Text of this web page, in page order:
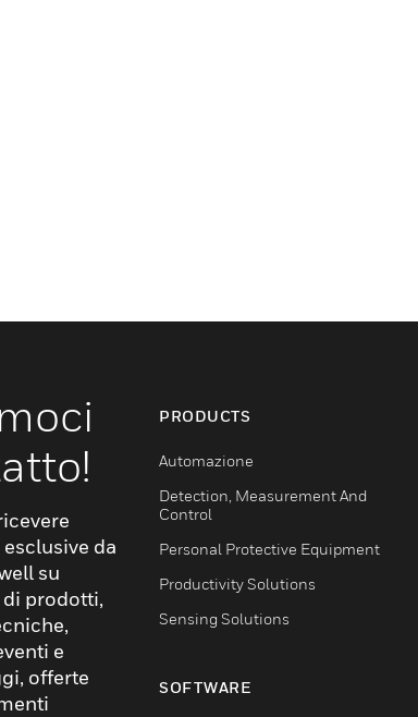
da
su
prodotti,
e
offerte
PRODUCTS
Automazione
Detection, Measurement And
Control
Personal Protective Equipment
Productivity Solutions
Sensing Solutions
SOFTWARE